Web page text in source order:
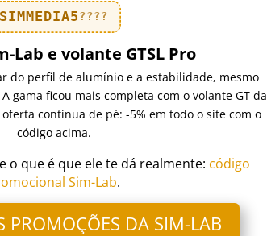
SIMMEDIA5????
Lab e volante GTSL Pro
do perfil de alumínio e a estabilidade, mesmo
gama ficou mais completa com o volante GT da
oferta continua de pé: -5% em todo o site com o
código acima.
o que é que ele te dá realmente: código
Sim-Lab.
PROMOÇÕES DA SIM-LAB